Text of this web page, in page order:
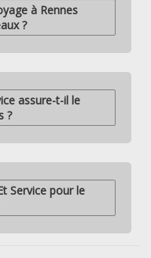
à Rennes
?
assure-t-il le
?
Service pour le